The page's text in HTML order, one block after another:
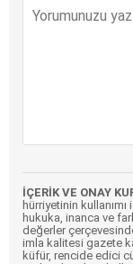
İÇERİK VE ONAY
hürriyetinin kullanımı
hukuka, inanca ve
değerler
imla kalitesi gazete
küfür, rencide edici